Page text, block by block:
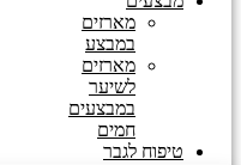
מארזים
במבצע
מארזים
לשיער
במבצעים
חמים
טיפוח לגבר